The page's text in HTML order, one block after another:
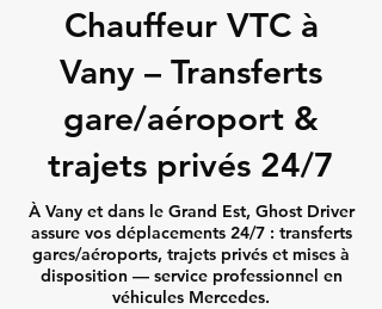
Chauffeur VTC à
Vany – Transferts
gare/aéroport &
trajets privés 24/7
À Vany et dans le Grand Est, Ghost Driver
assure vos déplacements 24/7 : transferts
gares/aéroports, trajets privés et mises à
disposition — service professionnel en
véhicules Mercedes.